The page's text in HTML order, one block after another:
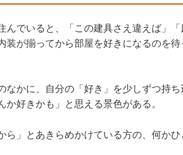
んでいると、「この建具さえ違えば」
装が揃ってから部屋を好きになるのを
なかに、自分の「好き」を少しずつ持
か好きかも」と思える景色がある。
ら」とあきらめかけている方の、何か